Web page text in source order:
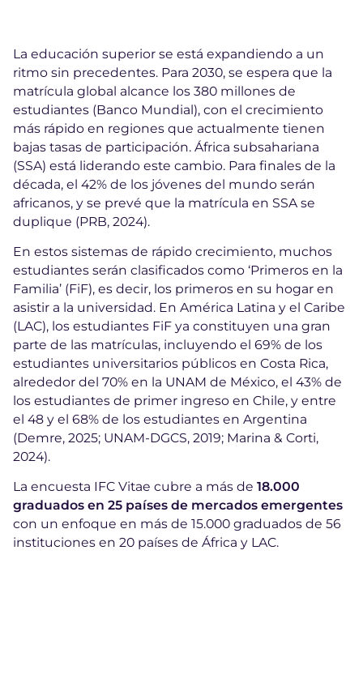
La educación superior se está expandiendo a un
ritmo sin precedentes. Para 2030, se espera que la
matrícula global alcance los 380 millones de
estudiantes (Banco Mundial), con el crecimiento
más rápido en regiones que actualmente tienen
bajas tasas de participación. África subsahariana
(SSA) está liderando este cambio. Para finales de la
década, el 42% de los jóvenes del mundo serán
africanos, y se prevé que la matrícula en SSA se
duplique (PRB, 2024).
En estos sistemas de rápido crecimiento, muchos
estudiantes serán clasificados como ‘Primeros en la
Familia’ (FiF), es decir, los primeros en su hogar en
asistir a la universidad. En América Latina y el Caribe
(LAC), los estudiantes FiF ya constituyen una gran
parte de las matrículas, incluyendo el 69% de los
estudiantes universitarios públicos en Costa Rica,
alrededor del 70% en la UNAM de México, el 43% de
los estudiantes de primer ingreso en Chile, y entre
el 48 y el 68% de los estudiantes en Argentina
(Demre, 2025; UNAM-DGCS, 2019; Marina & Corti,
2024).
La encuesta IFC Vitae cubre a más de 18.000
graduados en 25 países de mercados emergentes
con un enfoque en más de 15.000 graduados de 56
instituciones en 20 países de África y LAC.